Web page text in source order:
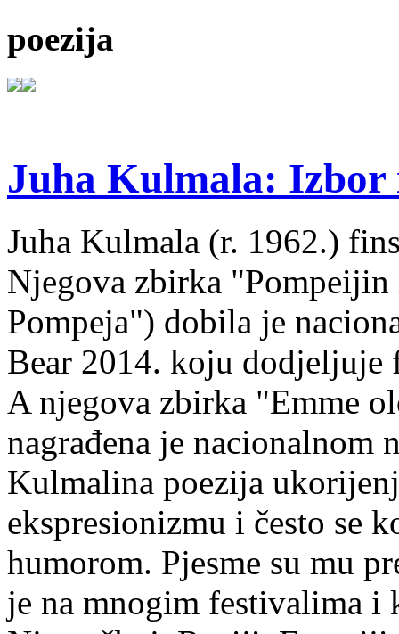
poezija
Juha Kulmala: Izbor
Juha Kulmala (r. 1962.)
Njegova zbirka
Pompeja") dobila je
Bear 2014. koju
A njegova zbirka "Emme
nagrađena je nacionalnom
Kulmalina poezija
ekspresionizmu i često se
humorom. Pjesme su mu
je na mnogim festivalima i